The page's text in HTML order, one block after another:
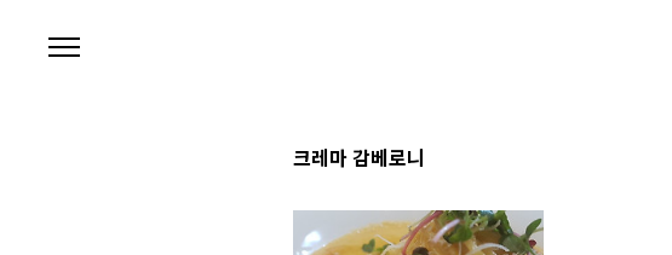
크레마 감베로니